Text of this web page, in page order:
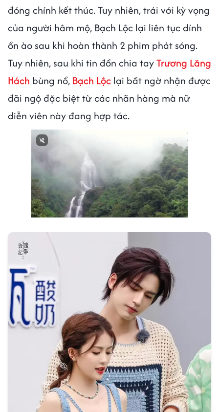
đóng chính kết thúc. Tuy nhiên, trái với kỳ vọng
của người hâm mộ, Bạch Lộc lại liên tục dính
ồn ào sau khi hoàn thành 2 phim phát sóng.
Tuy nhiên, sau khi tin đồn chia tayTrương Lăng
Hách bùng nổ, Bạch Lộc lại bất ngờ nhận được
đãi ngộ đặc biệt từ các nhãn hàng mà nữ
diễn viên này đang hợp tác.
Next video in 1 Cancel